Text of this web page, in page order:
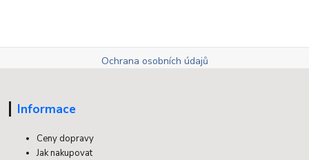
Ochrana osobních údajů
Informace
Ceny dopravy
Jak nakupovat